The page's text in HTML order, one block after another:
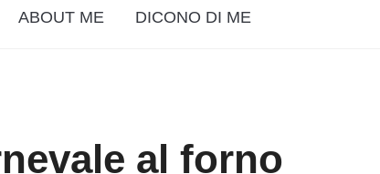
ABOUT ME DICONO DI ME
al forno